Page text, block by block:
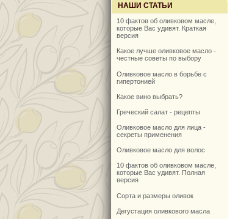
НАШИ СТАТЬИ
10 фактов об оливковом масле,
которые Вас удивят. Краткая
версия
Какое лучше оливковое масло -
честные советы по выбору
Оливковое масло в борьбе с
гипертонией
Какое вино выбрать?
Греческий салат - рецепты
Оливковое масло для лица -
секреты применения
Оливковое масло для волос
10 фактов об оливковом масле,
которые Вас удивят. Полная
версия
Сорта и размеры оливок
Дегустация оливкового масла